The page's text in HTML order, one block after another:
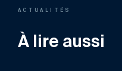
ACTUALITÉS
À lire aussi